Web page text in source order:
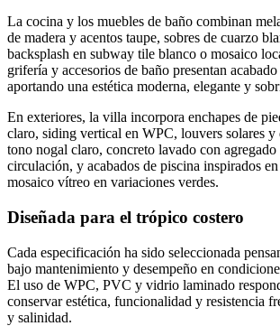
La cocina y los muebles de baño combinan
de madera y acentos taupe, sobres de cuarzo
backsplash en subway tile blanco o mosaico
grifería y accesorios de baño presentan
aportando una estética moderna, elegante y
En exteriores, la villa incorpora enchapes de
claro, siding vertical en WPC, louvers solares y
tono nogal claro, concreto lavado con agregado
circulación, y acabados de piscina inspirados
mosaico vítreo en variaciones verdes.
Diseñada para el trópico costero
Cada especificación ha sido seleccionada
bajo mantenimiento y desempeño en
El uso de WPC, PVC y vidrio laminado
conservar estética, funcionalidad y resistencia
y salinidad.